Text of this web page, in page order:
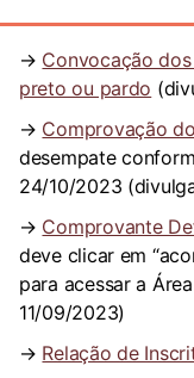
→ Convocação
preto ou pardo
→ Comprovação
desempate
24/10/2023
→ Comprovante
deve clicar em
para acessar a
11/09/2023)
→ Relação de